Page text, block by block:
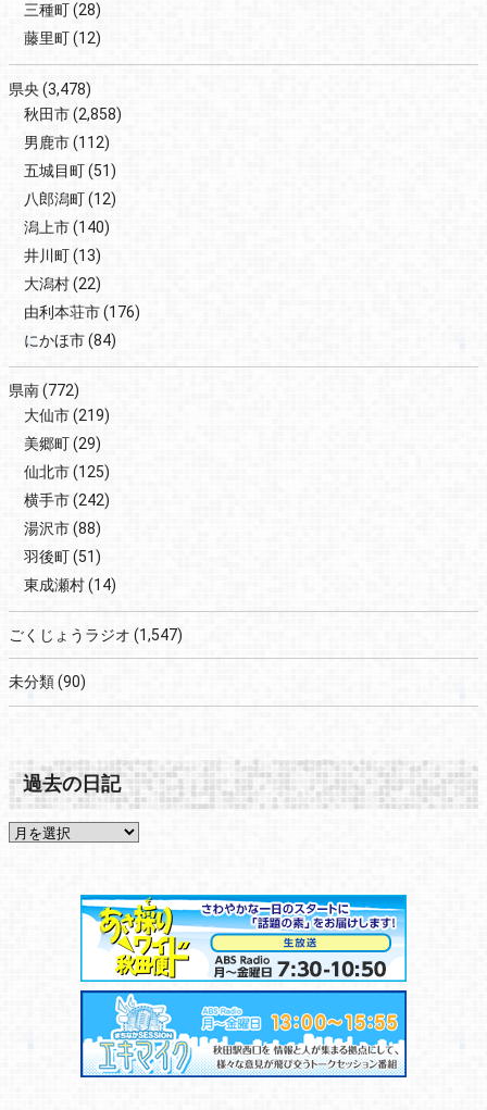
三種町(28)
藤里町(12)
県央(3,478)
秋田市(2,858)
男鹿市(112)
五城目町(51)
八郎潟町(12)
潟上市(140)
井川町(13)
大潟村(22)
由利本荘市(176)
にかほ市(84)
県南(772)
大仙市(219)
美郷町(29)
仙北市(125)
横手市(242)
湯沢市(88)
羽後町(51)
東成瀬村(14)
ごくじょうラジオ (1,547)
未分類(90)
過去の日記